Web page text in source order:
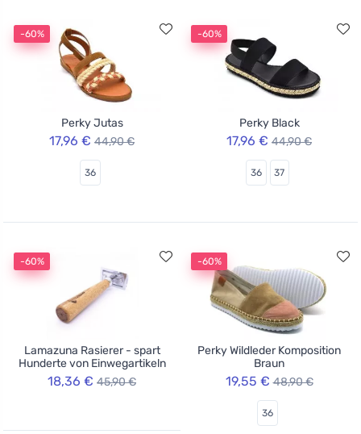
-60%
Perky Jutas
17,96 € 44,90 €
36
-60%
Perky Black
17,96 € 44,90 €
36 37
-60%
Lamazuna Rasierer - spart
Hunderte von Einwegartikeln
18,36 € 45,90 €
-60%
Perky Wildleder Komposition
Braun
19,55 € 48,90 €
36